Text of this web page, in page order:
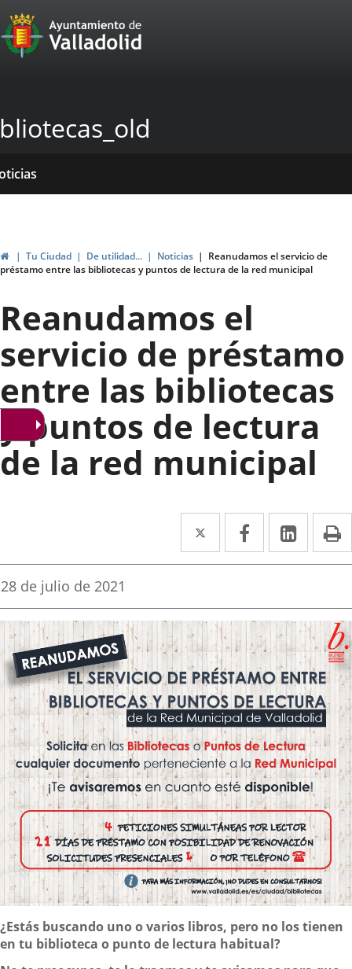
Portal
Web
Ayuntamiento
de
Valladolid
InicioTu Ciudad De utilidad... Noticias
Reanudamos el servicio de
préstamo entre las bibliotecas y puntos de lectura de la red municipal
Reanudamos el
servicio de préstamo
entre las bibliotecas
y puntos de lectura
de la red municipal
Twitter
Enlace
a
aplicación
externa.
Facebook
Enlace
a
aplicación
externa.
Enlace
a
Fecha
la
noticia
28 de julio de 2021
Contenido
¿Estás buscando uno o varios libros, pero no los tienen
en tu biblioteca o punto de lectura habitual?